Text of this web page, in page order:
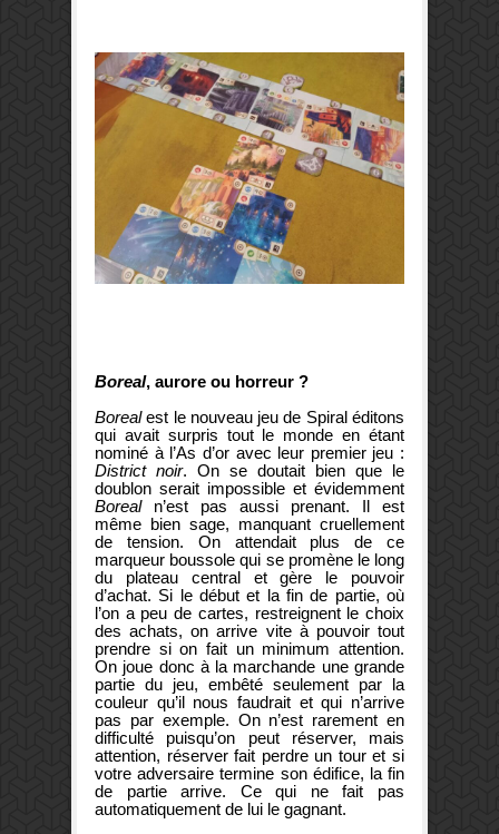
Boreal, aurore ou horreur ?
Borealest le nouveau jeu de Spiral éditons
qui avait surpris tout le monde en étant
nominé à l’As d’or avec leur premier jeu :
District noir. On se doutait bien que le
doublon serait impossible et évidemment
Borealn’est pas aussi prenant. Il est
même bien sage, manquant cruellement
de tension. On attendait plus de ce
marqueur boussole qui se promène le long
du plateau central et gère le pouvoir
d’achat. Si le début et la fin de partie, où
l’on a peu de cartes, restreignent le choix
des achats, on arrive vite à pouvoir tout
prendre si on fait un minimum attention.
On joue donc à la marchande une grande
partie du jeu, embêté seulement par la
couleur qu’il nous faudrait et qui n’arrive
pas par exemple. On n’est rarement en
difficulté puisqu’on peut réserver, mais
attention, réserver fait perdre un tour et si
votre adversaire termine son édifice, la fin
de partie arrive. Ce qui ne fait pas
automatiquement de lui le gagnant.